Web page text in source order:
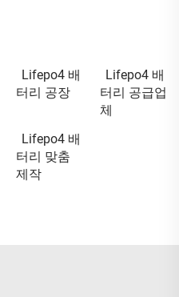
Lifepo4 배
터리 공장
Lifepo4 배
터리 공급업
체
Lifepo4 배
터리 맞춤
제작